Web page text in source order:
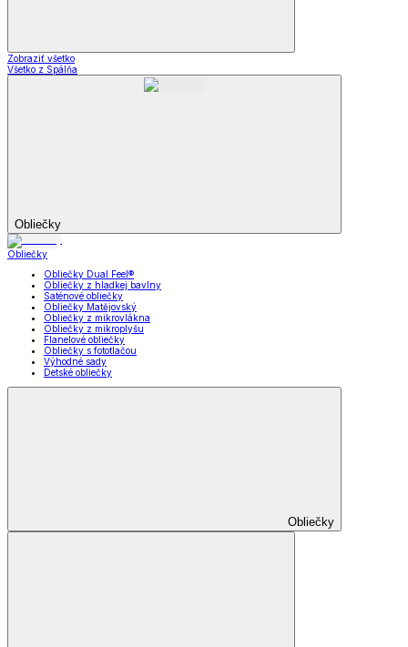
Zobraziť všetko
Všetko z Spálňa
Obliečky
Obliečky
Obliečky Dual Feel®
Obliečky z hladkej bavlny
Saténové obliečky
Obliečky Matějovský
Obliečky z mikrovlákna
Obliečky z mikroplyšu
Flanelové obliečky
Obliečky s fototlačou
Výhodné sady
Detské obliečky
Obliečky